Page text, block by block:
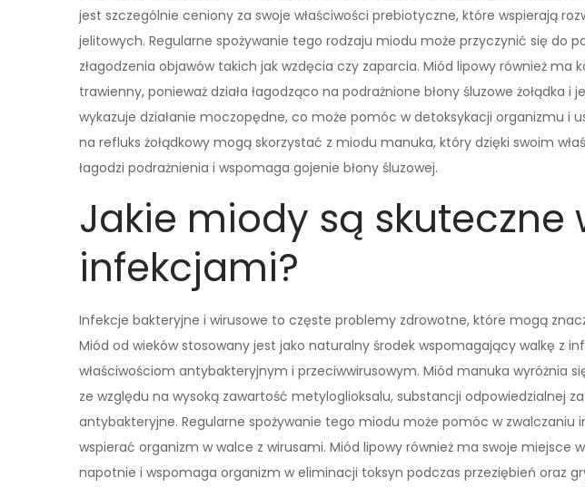
jest szczególnie ceniony za swoje właściwości prebiotyczne, które wspierają
jelitowych. Regularne spożywanie tego rodzaju miodu może przyczynić się do
złagodzenia objawów takich jak wzdęcia czy zaparcia. Miód lipowy również ma
trawienny, ponieważ działa łagodząco na podrażnione błony śluzowe żołądka i
wykazuje działanie moczopędne, co może pomóc w detoksykacji organizmu i
na refluks żołądkowy mogą skorzystać z miodu manuka, który dzięki swoim
łagodzi podrażnienia i wspomaga gojenie błony śluzowej.
Jakie miody są skuteczne
infekcjami?
Infekcje bakteryjne i wirusowe to częste problemy zdrowotne, które mogą
Miód od wieków stosowany jest jako naturalny środek wspomagający walkę z
właściwościom antybakteryjnym i przeciwwirusowym. Miód manuka wyróżnia
ze względu na wysoką zawartość metyloglioksalu, substancji odpowiedzialnej za
antybakteryjne. Regularne spożywanie tego miodu może pomóc w zwalczaniu
wspierać organizm w walce z wirusami. Miód lipowy również ma swoje miejsce
napotnie i wspomaga organizm w eliminacji toksyn podczas przeziębień oraz